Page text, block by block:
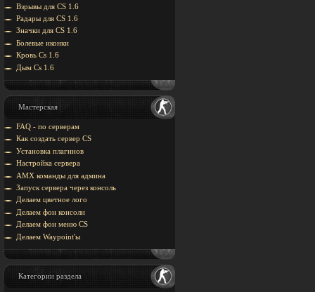
Взрывы для CS 1.6
Радары для CS 1.6
Значки для CS 1.6
Болевые иконки
Кровь Cs 1.6
Дым Cs 1.6
Мастерская
FAQ - по серверам
Как создать сервер CS
Установка плагинов
Настройка сервера
AMX команды для админа
Запуск сервера через консоль
Делаем цветное лого
Делаем фон консоли
Делаем фон меню CS
Делаем Waypoint'ы
Категории раздела